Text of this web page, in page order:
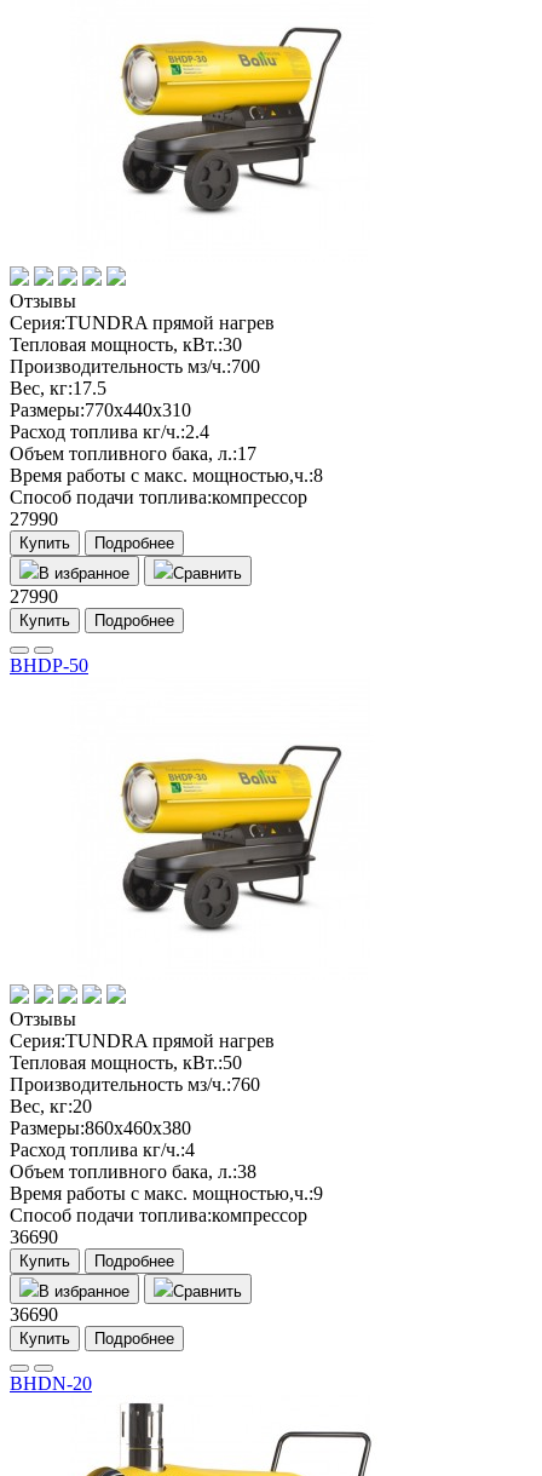
Отзывы
Серия:TUNDRA прямой нагрев
Тепловая мощность, кВт.:30
Производительность мз/ч.:700
Вес, кг:17.5
Размеры:770х440х310
Расход топлива кг/ч.:2.4
Объем топливного бака, л.:17
Время работы с макс. мощностью,ч.:8
Способ подачи топлива:компрессор
27990
Купить
Подробнее
В избранное
Сравнить
27990
Купить Подробнее
BHDP-50
Отзывы
Серия:TUNDRA прямой нагрев
Тепловая мощность, кВт.:50
Производительность мз/ч.:760
Вес, кг:20
Размеры:860х460х380
Расход топлива кг/ч.:4
Объем топливного бака, л.:38
Время работы с макс. мощностью,ч.:9
Способ подачи топлива:компрессор
36690
Купить
Подробнее
В избранное
Сравнить
36690
Купить Подробнее
BHDN-20